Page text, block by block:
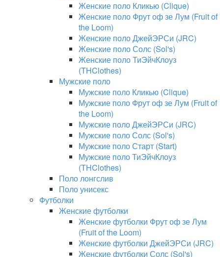
Женские поло Кликью (Clique)
Женские поло Фрут оф зе Лум (Fruit of
the Loom)
Женские поло ДжейЭРСи (JRC)
Женские поло Солс (Sol's)
Женские поло ТиЭйчКлоуз
(THClothes)
Мужские поло
Мужские поло Кликью (Clique)
Мужские поло Фрут оф зе Лум (Fruit of
the Loom)
Мужские поло ДжейЭРСи (JRC)
Мужские поло Солс (Sol's)
Мужские поло Старт (Start)
Мужские поло ТиЭйчКлоуз
(THClothes)
Поло лонгслив
Поло унисекс
Футболки
Женские футболки
Женские футболки Фрут оф зе Лум
(Fruit of the Loom)
Женские футболки ДжейЭРСи (JRC)
Женские футболки Солс (Sol's)